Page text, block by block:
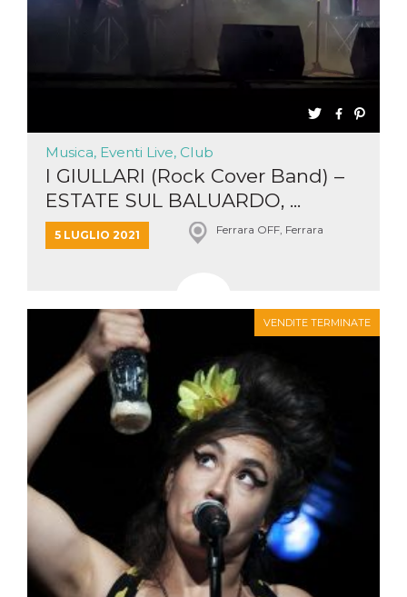
Musica, Eventi Live, Club
I GIULLARI (Rock Cover Band) –
ESTATE SUL BALUARDO, ...
5 LUGLIO 2021 Ferrara OFF, Ferrara
VENDITE TERMINATE